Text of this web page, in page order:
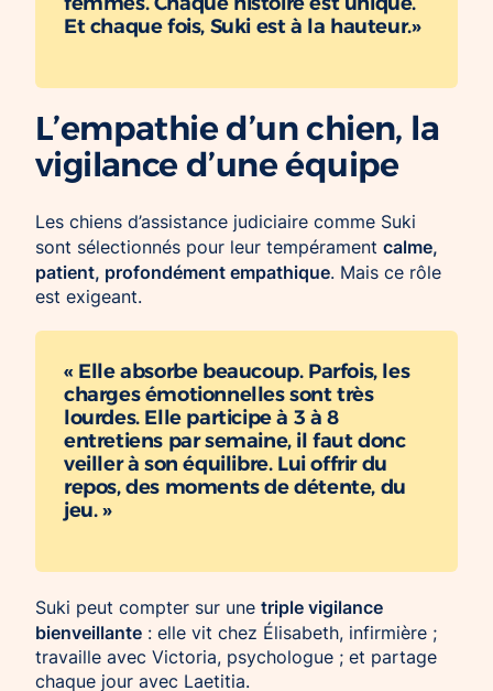
Et chaque fois, Suki est à la hauteur.»
L’empathie d’un chien, la
vigilance d’une équipe
Les chiens d’assistance judiciaire comme Suki
sont sélectionnés pour leur tempérament calme,
patient, profondément empathique. Mais ce rôle
est exigeant.
« Elle absorbe beaucoup. Parfois, les
charges émotionnelles sont très
lourdes. Elle participe à 3 à 8
entretiens par semaine, il faut donc
veiller à son équilibre. Lui offrir du
repos, des moments de détente, du
jeu. »
Suki peut compter sur une triple vigilance
bienveillante : elle vit chez Élisabeth, infirmière ;
travaille avec Victoria, psychologue ; et partage
chaque jour avec Laetitia.